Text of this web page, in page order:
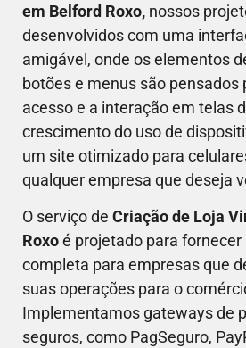
em Belford Roxo, nossos
desenvolvidos com uma
amigável, onde os elementos
botões e menus são pensados
acesso e a interação em telas
crescimento do uso de
um site otimizado para
qualquer empresa que deseja
O serviço de Criação de Loja
Roxoé projetado para
completa para empresas que
suas operações para o
Implementamos gateways de
seguros, como PagSeguro,